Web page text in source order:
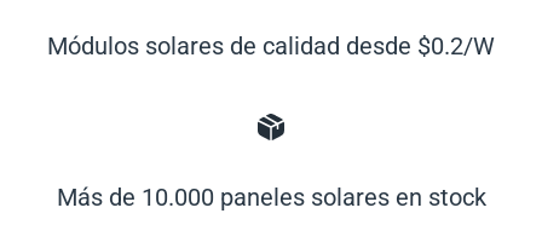
Módulos solares de calidad desde $0.2/W
Más de 10.000 paneles solares en stock